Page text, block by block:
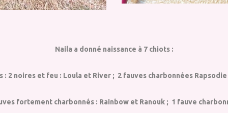
Naila a donné naissance à 7 chiots :
: 2 noires et feu : Loula et River ; 2 fauves charbonnées
fortement charbonnés : Rainbow et Ranouk ; 1 fauve